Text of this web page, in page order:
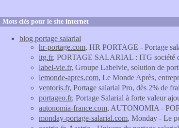
Mots clés pour le site internet
blog portage salarial
hr-portage.com, HR PORTAGE - Portage
itg.fr, PORTAGE SALARIAL : ITG société
label-vie.fr, Groupe Labelvie, solution de
lemonde-apres.com, Le Monde Après,
ventoris.fr, Portage salarial Pro, dès 2% de
portageo.fr, Portage Salarial à forte valeur
autonomia-france.com, AUTONOMIA -
monday-portage-salarial.com, Monday - Le